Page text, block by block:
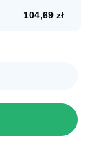
104,69 zł